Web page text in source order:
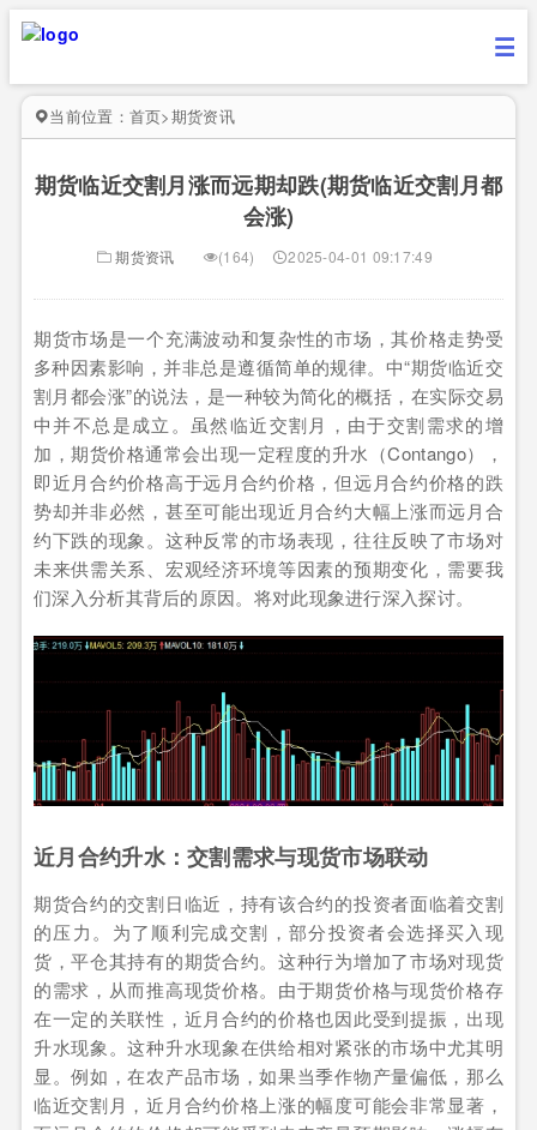
当前位置： 首页>期货资讯
期货临近交割月涨而远期却跌(期货临近交割月都
会涨)
期货资讯 (164) 2025-04-01 09:17:49
期货市场是一个充满波动和复杂性的市场，其价格走势受
多种因素影响，并非总是遵循简单的规律。中“期货临近交
割月都会涨”的说法，是一种较为简化的概括，在实际交易
中并不总是成立。虽然临近交割月，由于交割需求的增
加，期货价格通常会出现一定程度的升水（Contango），
即近月合约价格高于远月合约价格，但远月合约价格的跌
势却并非必然，甚至可能出现近月合约大幅上涨而远月合
约下跌的现象。这种反常的市场表现，往往反映了市场对
未来供需关系、宏观经济环境等因素的预期变化，需要我
们深入分析其背后的原因。将对此现象进行深入探讨。
近月合约升水：交割需求与现货市场联动
期货合约的交割日临近，持有该合约的投资者面临着交割
的压力。为了顺利完成交割，部分投资者会选择买入现
货，平仓其持有的期货合约。这种行为增加了市场对现货
的需求，从而推高现货价格。由于期货价格与现货价格存
在一定的关联性，近月合约的价格也因此受到提振，出现
升水现象。这种升水现象在供给相对紧张的市场中尤其明
显。例如，在农产品市场，如果当季作物产量偏低，那么
临近交割月，近月合约价格上涨的幅度可能会非常显著，